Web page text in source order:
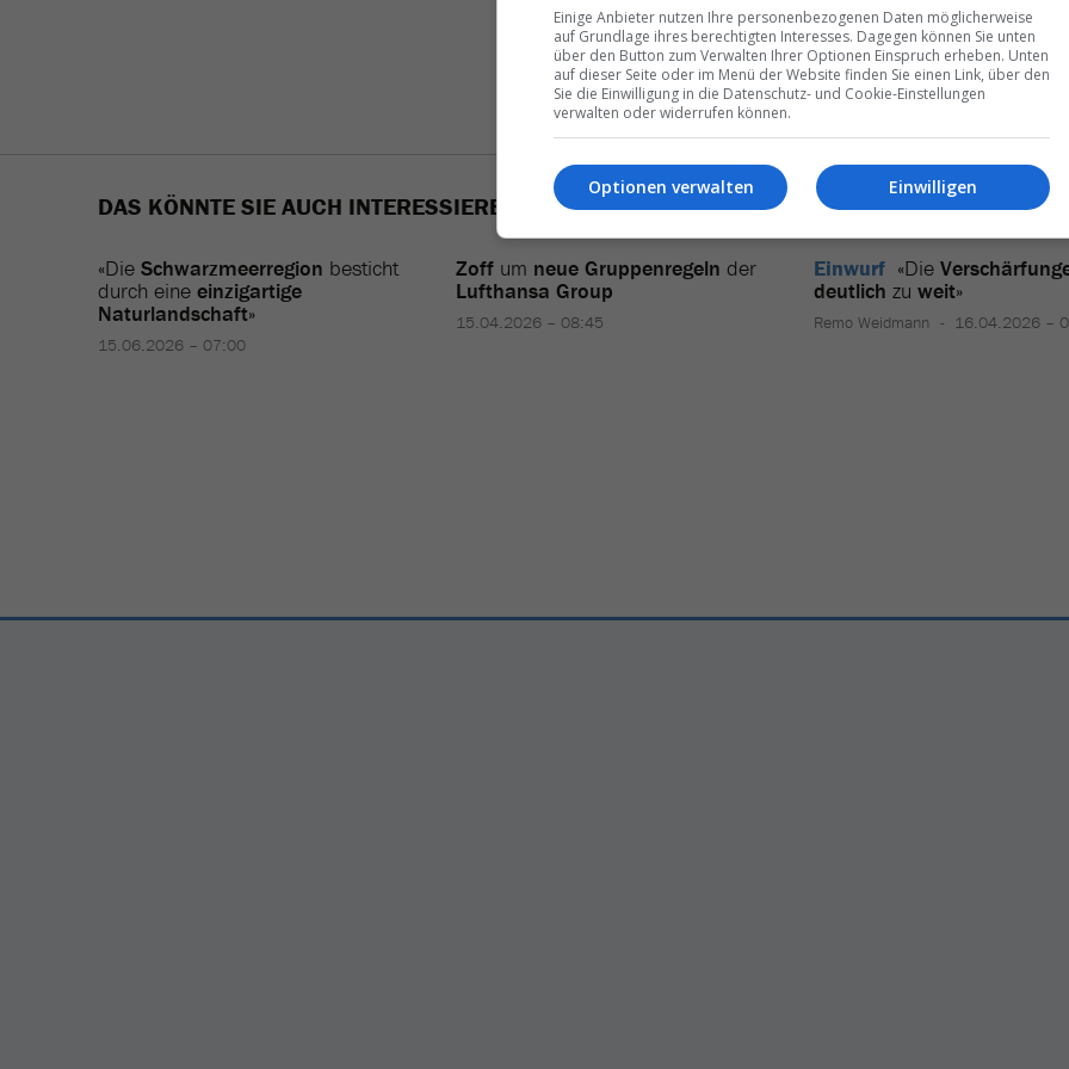
DAS KÖNNTE SIE AUCH INTERESSIEREN
«Die Schwarzmeerregion besticht
durch eine einzigartige
Naturlandschaft»
15.06.2026 – 07:00
Zoff um neue Gruppenregeln der
Lufthansa Group
15.04.2026 – 08:45
Einwurf «Die
deutlich zu weit»
Remo Weidmann 16.04.2026 –
Einige Anbieter nutzen Ihre personenbezogenen Daten möglicherweise
auf Grundlage ihres berechtigten Interesses. Dagegen können Sie unten
über den Button zum Verwalten Ihrer Optionen Einspruch erheben. Unten
auf dieser Seite oder im Menü der Website finden Sie einen Link, über den
Sie die Einwilligung in die Datenschutz- und Cookie-Einstellungen
verwalten oder widerrufen können.
Einwilligen
Optionen verwalten